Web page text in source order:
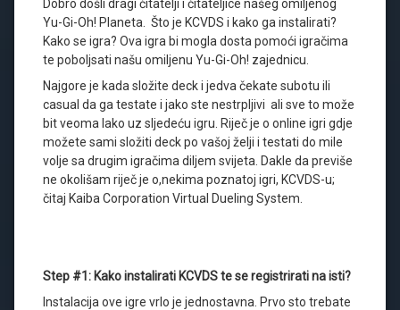
Dobro došli dragi čitatelji i čitateljice našeg omiljenog
Yu-Gi-Oh! Planeta. Što je KCVDS i kako ga instalirati?
Kako se igra? Ova igra bi mogla dosta pomoći igračima
te poboljsati našu omiljenu Yu-Gi-Oh! zajednicu.
Najgore je kada složite deck i jedva čekate subotu ili
casual da ga testate i jako ste nestrpljivi ali sve to može
bit veoma lako uz sljedeću igru. Riječ je o online igri gdje
možete sami složiti deck po vašoj želji i testati do mile
volje sa drugim igračima diljem svijeta. Dakle da previše
ne okolišam riječ je o,nekima poznatoj igri, KCVDS-u;
čitaj Kaiba Corporation Virtual Dueling System.
Step #1: Kako instalirati KCVDS te se registrirati na isti?
Instalacija ove igre vrlo je jednostavna. Prvo sto trebate